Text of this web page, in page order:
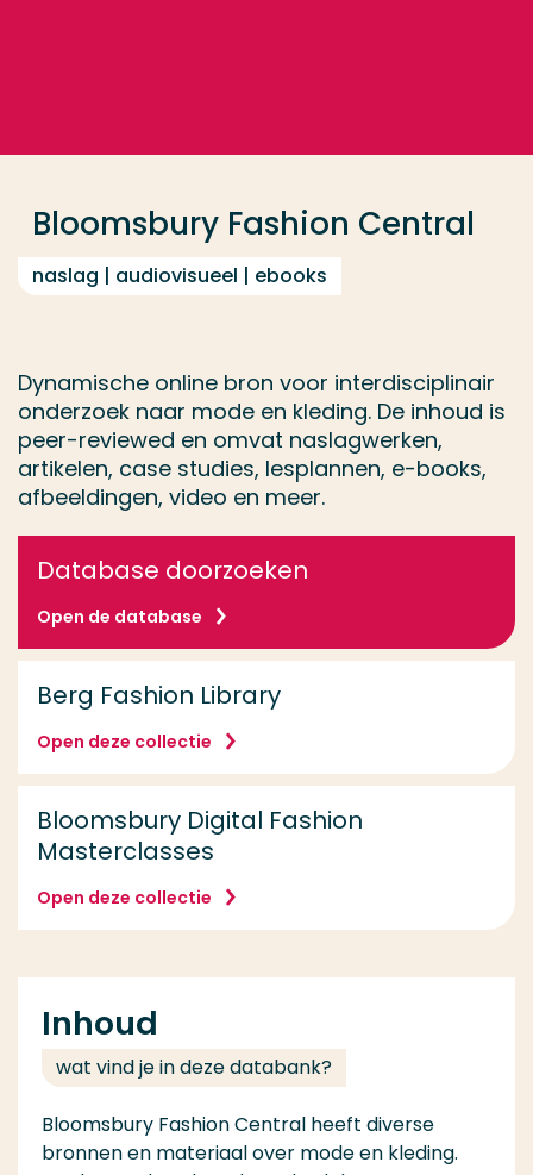
Bloomsbury Fashion Central
naslag | audiovisueel | ebooks
Dynamische online bron voor interdisciplinair
onderzoek naar mode en kleding. De inhoud is
peer-reviewed en omvat naslagwerken,
artikelen, case studies, lesplannen, e-books,
afbeeldingen, video en meer.
Database doorzoeken
Open de database
Berg Fashion Library
Open deze collectie
Bloomsbury Digital Fashion
Masterclasses
Open deze collectie
Inhoud
wat vind je in deze databank?
Bloomsbury Fashion Central heeft diverse
bronnen en materiaal over mode en kleding.
Contact